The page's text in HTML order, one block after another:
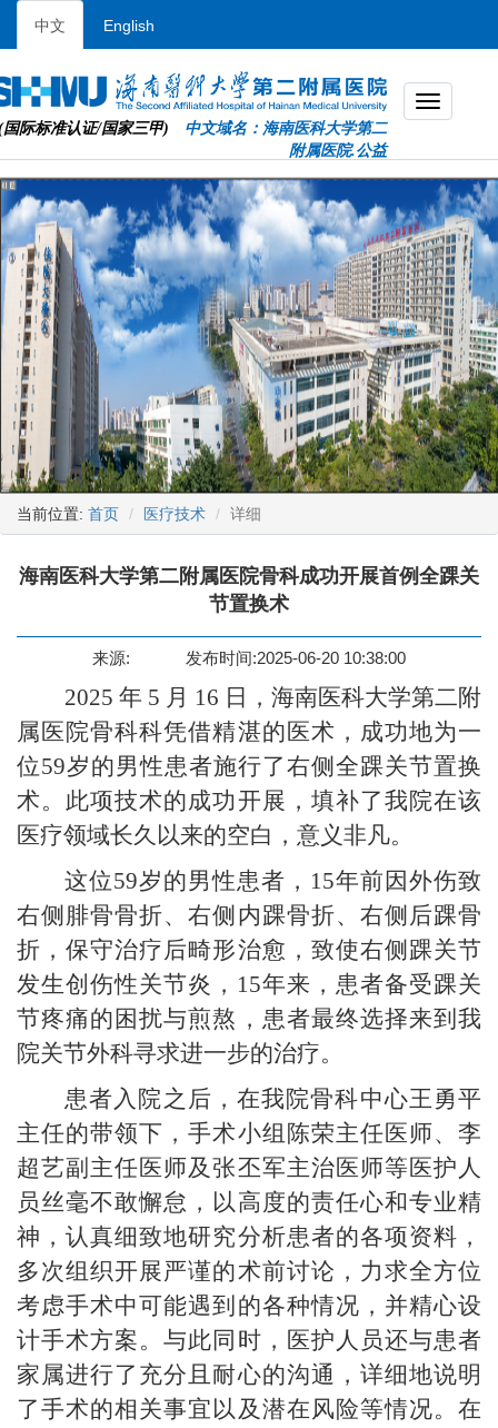
中文 English
国际标准认证/国家三甲) 中文域名：海南医科大学第二
附属医院.公益
当前位置: 首页 医疗技术 详细
海南医科大学第二附属医院骨科成功开展首例全踝关
节置换术
来源: 发布时间:2025-06-20 10:38:00
2025 年 5 月 16 日，海南医科大学第二附
属医院骨科科凭借精湛的医术，成功地为一
位59岁的男性患者施行了右侧全踝关节置换
术。此项技术的成功开展，填补了我院在该
医疗领域长久以来的空白，意义非凡。
这位59岁的男性患者，15年前因外伤致
右侧腓骨骨折、右侧内踝骨折、右侧后踝骨
折，保守治疗后畸形治愈，致使右侧踝关节
发生创伤性关节炎，15年来，患者备受踝关
节疼痛的困扰与煎熬，患者最终选择来到我
院关节外科寻求进一步的治疗。
患者入院之后，在我院骨科中心王勇平
主任的带领下，手术小组陈荣主任医师、李
超艺副主任医师及张丕军主治医师等医护人
员丝毫不敢懈怠，以高度的责任心和专业精
神，认真细致地研究分析患者的各项资料，
多次组织开展严谨的术前讨论，力求全方位
考虑手术中可能遇到的各种情况，并精心设
计手术方案。与此同时，医护人员还与患者
家属进行了充分且耐心的沟通，详细地说明
了手术的相关事宜以及潜在风险等情况。在